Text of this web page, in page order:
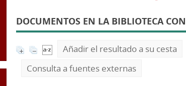
DOCUMENTOS EN LA BIBLIOTECA
Añadir el resultado a su cesta
Consulta a fuentes externas